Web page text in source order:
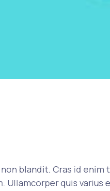
blandit. Cras id
Ullamcorper quis varius